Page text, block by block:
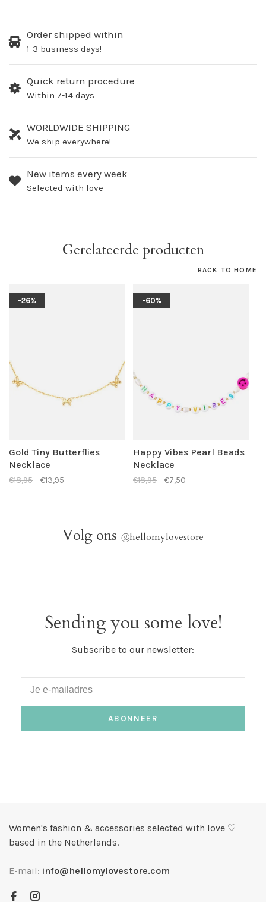
Order shipped within
1-3 business days!
Quick return procedure
Within 7-14 days
WORLDWIDE SHIPPING
We ship everywhere!
New items every week
Selected with love
Gerelateerde producten
BACK TO HOME
-26%
Gold Tiny Butterflies
Necklace
€18,95 €13,95
-60%
Happy Vibes Pearl Beads
Necklace
€18,95 €7,50
Volg ons @hellomylovestore
Sending you some love!
Subscribe to our newsletter:
ABONNEER
Women's fashion & accessories selected with love ♡
based in the Netherlands.
E-mail: info@hellomylovestore.com